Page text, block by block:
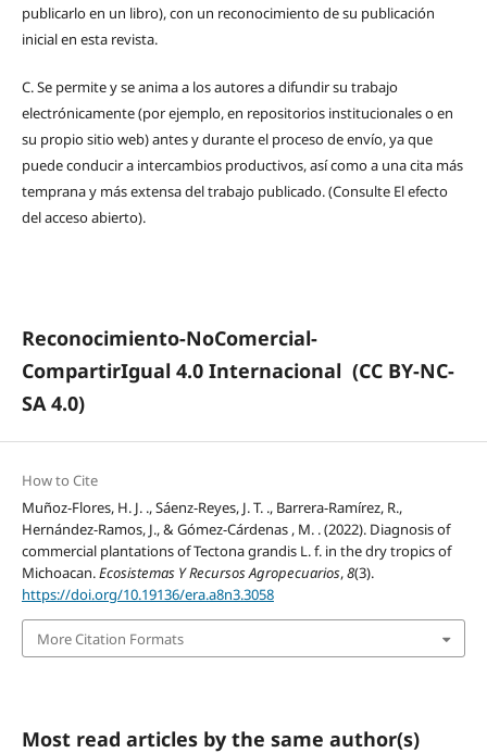
publicarlo en un libro), con un reconocimiento de su publicación
inicial en esta revista.
C.Se permite y se anima a los autores a difundir su trabajo
electrónicamente (por ejemplo, en repositorios institucionales o en
su propio sitio web) antes y durante el proceso de envío, ya que
puede conducir a intercambios productivos, así como a una cita más
temprana y más extensa del trabajo publicado. (Consulte El efecto
del acceso abierto).
Reconocimiento-NoComercial-
CompartirIgual 4.0 Internacional (CC BY-NC-
SA 4.0)
How to Cite
Muñoz-Flores, H. J. ., Sáenz-Reyes, J. T. ., Barrera-Ramírez, R.,
Hernández-Ramos, J., & Gómez-Cárdenas , M. . (2022). Diagnosis of
commercial plantations of Tectona grandis L. f. in the dry tropics of
Michoacan.Ecosistemas Y Recursos Agropecuarios,8(3).
https://doi.org/10.19136/era.a8n3.3058
More Citation Formats
Most read articles by the same author(s)